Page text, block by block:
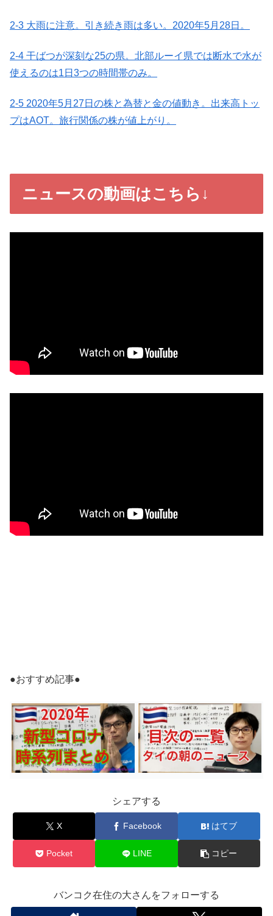
2-3 大雨に注意。引き続き雨は多い。2020年5月28日。
2-4 干ばつが深刻な25の県。北部ルーイ県では断水で水が
使えるのは1日3つの時間帯のみ。
2-5 2020年5月27日の株と為替と金の値動き。出来高トッ
プはAOT。旅行関係の株が値上がり。
ニュースの動画はこちら↓
●おすすめ記事●
シェアする
X Facebook はてブ
Pocket LINE コピー
バンコク在住の大さんをフォローする